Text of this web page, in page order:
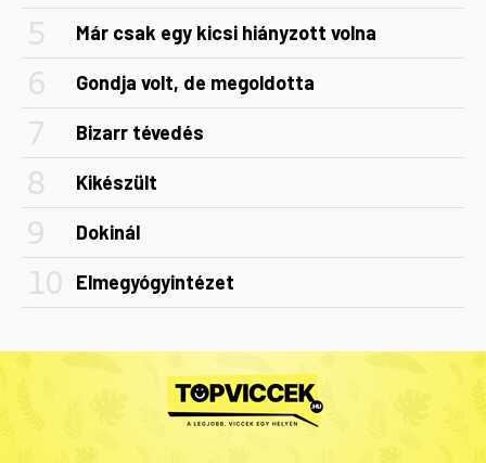
Már csak egy kicsi hiányzott volna
Gondja volt, de megoldotta
Bizarr tévedés
Kikészült
Dokinál
Elmegyógyintézet